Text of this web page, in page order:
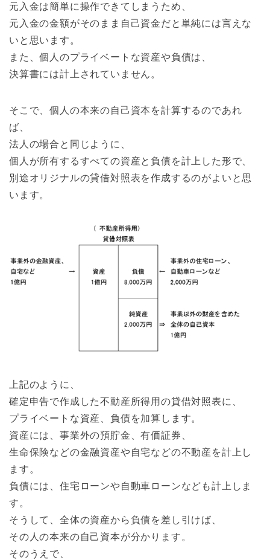
元入金は簡単に操作できてしまうため、
元入金の金額がそのまま自己資金だと単純には言えな
いと思います。
また、個人のプライベートな資産や負債は、
決算書には計上されていません。
そこで、個人の本来の自己資本を計算するのであれ
ば、
法人の場合と同じように、
個人が所有するすべての資産と負債を計上した形で、
別途オリジナルの貸借対照表を作成するのがよいと思
います。
上記のように、
確定申告で作成した不動産所得用の貸借対照表に、
プライベートな資産、負債を加算します。
資産には、事業外の預貯金、有価証券、
生命保険などの金融資産や自宅などの不動産を計上し
ます。
負債には、住宅ローンや自動車ローンなども計上しま
す。
そうして、全体の資産から負債を差し引けば、
その人の本来の自己資本が分かります。
そのうえで、